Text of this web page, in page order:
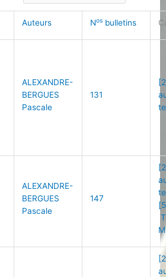
Auteurs Nos bulletins
ALEXANDRE-
BERGUES
Pascale
131
ALEXANDRE-
BERGUES
Pascale
147